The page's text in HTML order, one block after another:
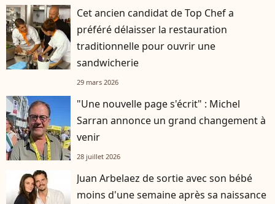
Cet ancien candidat de Top Chef a
préféré délaisser la restauration
traditionnelle pour ouvrir une
sandwicherie
29 mars 2026
"Une nouvelle page s'écrit" : Michel
Sarran annonce un grand changement à
venir
28 juillet 2026
Juan Arbelaez de sortie avec son bébé
moins d'une semaine après sa naissance